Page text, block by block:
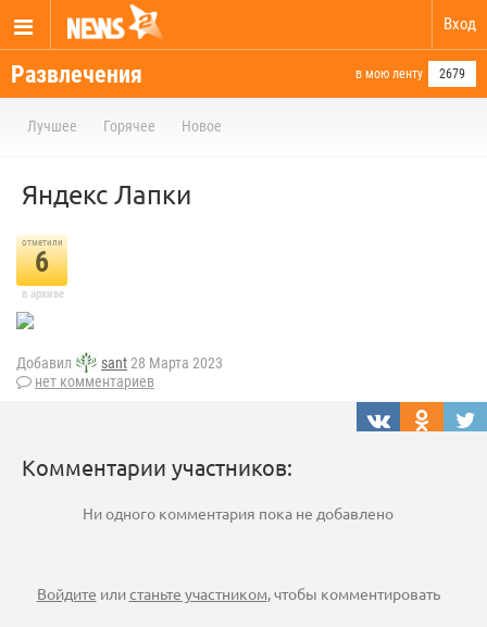
Вход
Развлечения в мою ленту 2679
Лучшее Горячее Новое
Яндекс Лапки
отметили
6
в архиве
Добавил sant28 Марта 2023
нет комментариев
Комментарии участников:
Ни одного комментария пока не добавлено
Войдите илистаньте участником, чтобы комментировать